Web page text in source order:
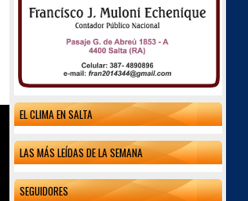
EL CLIMA EN SALTA
LAS MÁS LEÍDAS DE LA SEMANA
SEGUIDORES